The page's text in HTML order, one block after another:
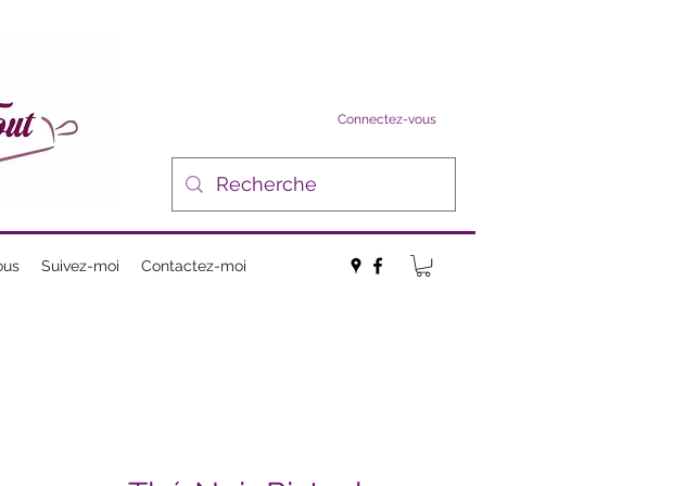
Connectez-vous
Suivez-moi Contactez-moi